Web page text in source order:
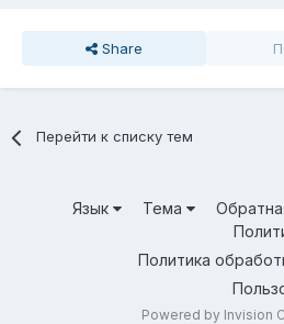
Share
Перейти к списку тем
Язык Тема
Политика
Powered by Invision